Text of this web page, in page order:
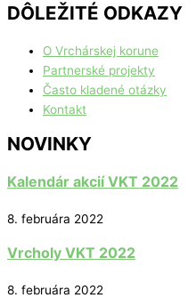
DÔLEŽITÉ ODKAZY
O Vrchárskej korune
Partnerské projekty
Často kladené otázky
Kontakt
NOVINKY
Kalendár akcií VKT 2022
8. februára 2022
Vrcholy VKT 2022
8. februára 2022